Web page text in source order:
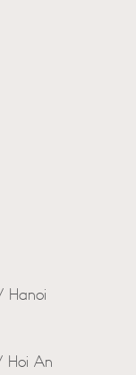
Hanoi
Hoi An